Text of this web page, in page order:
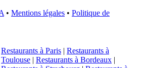
• Mentions légales • Politique de
Restaurants à Paris | Restaurants à
Toulouse | Restaurants à Bordeaux |